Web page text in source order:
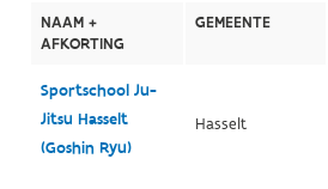
NAAM +
AFKORTING
GEMEENTE
Sportschool Ju-
Jitsu Hasselt
(Goshin Ryu)
Hasselt